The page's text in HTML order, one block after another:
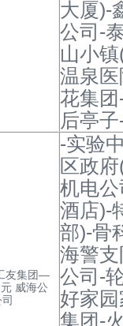
大厦)-
公司-
山小
温泉
花集
后亭子
友集团—
威海公
-实验
区政
机电
酒店)-
部)-骨
海警
公司-
好家
集团-